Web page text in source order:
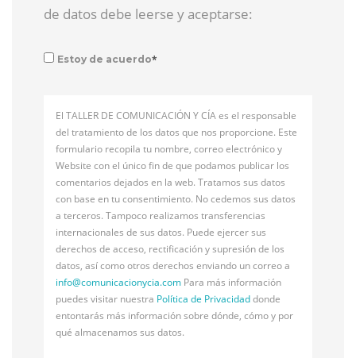
de datos debe leerse y aceptarse:
Estoy de acuerdo*
El TALLER DE COMUNICACIÓN Y CÍA es el responsable
del tratamiento de los datos que nos proporcione. Este
formulario recopila tu nombre, correo electrónico y
Website con el único fin de que podamos publicar los
comentarios dejados en la web. Tratamos sus datos
con base en tu consentimiento. No cedemos sus datos
a terceros. Tampoco realizamos transferencias
internacionales de sus datos. Puede ejercer sus
derechos de acceso, rectificación y supresión de los
datos, así como otros derechos enviando un correo a
info@comunicacionycia.com Para más información
puedes visitar nuestra Política de Privacidaddonde
entontarás más información sobre dónde, cómo y por
qué almacenamos sus datos.